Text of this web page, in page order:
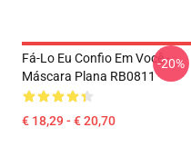
Fá-Lo Eu Confio Em Você -
Máscara Plana RB0811
€ 18,29 - € 20,70
-20%